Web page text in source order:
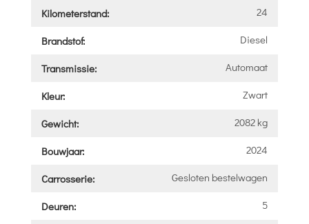
Kilometerstand:
24
Brandstof: Diesel
Transmissie: Automaat
Kleur: Zwart
Gewicht: 2082 kg
Bouwjaar: 2024
Carrosserie: Gesloten bestelwagen
Deuren: 5